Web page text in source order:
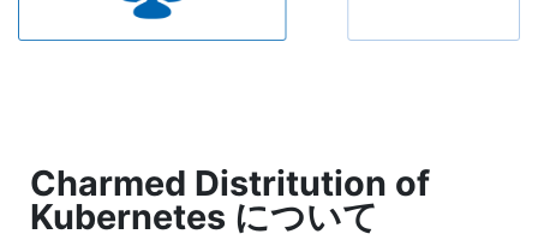
Charmed Distritution of
Kubernetes について